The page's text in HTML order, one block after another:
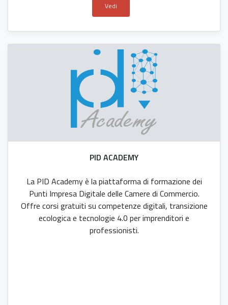
Vedi
PID ACADEMY
La PID Academy è la piattaforma di formazione dei
Punti Impresa Digitale delle Camere di Commercio.
Offre corsi gratuiti su competenze digitali, transizione
ecologica e tecnologie 4.0 per imprenditori e
professionisti.